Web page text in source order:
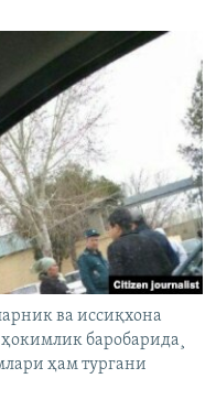
ва иссиқхона
баробарида¸
ҳам тургани